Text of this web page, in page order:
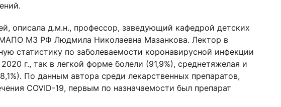
описала д.м.н., профессор, заведующий кафедрой детских
МЗ РФ Людмила Николаевна Мазанкова. Лектор в
статистику по заболеваемости коронавирусной инфекции
г., так в легкой форме болели (91,9%), среднетяжелая и
По данным автора среди лекарственных препаратов,
СOVID-19, первым по назначаемости был препарат